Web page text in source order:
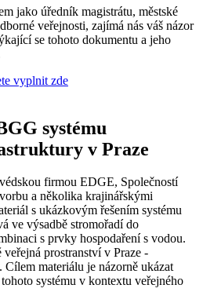
jako úředník magistrátu, městské
veřejnosti, zajímá nás váš názor
se tohoto dokumentu a jeho
vyplnit zde
systému
v Praze
firmou EDGE, Společností
a několika krajinářskými
s ukázkovým řešením systému
ve výsadbě stromořadí do
s prvky hospodaření s vodou.
prostranství v Praze -
materiálu je názorně ukázat
systému v kontextu veřejného